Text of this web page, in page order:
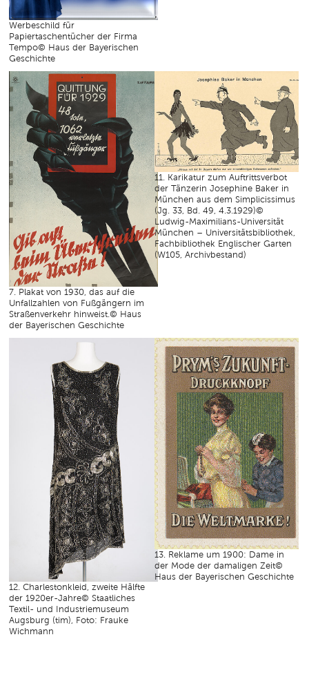
Werbeschild für
Papiertaschentücher der Firma
Tempo© Haus der Bayerischen
Geschichte
7. Plakat von 1930, das auf die
Unfallzahlen von Fußgängern im
Straßenverkehr hinweist.© Haus
der Bayerischen Geschichte
11. Karikatur zum Auftrittsverbot
der Tänzerin Josephine Baker in
München aus dem Simplicissimus
(Jg. 33, Bd. 49, 4.3.1929)©
Ludwig-Maximilians-Universität
München – Universitätsbibliothek,
Fachbibliothek Englischer Garten
(W105, Archivbestand)
12. Charlestonkleid, zweite Hälfte
der 1920er-Jahre© Staatliches
Textil- und Industriemuseum
Augsburg (tim), Foto: Frauke
Wichmann
13. Reklame um 1900: Dame in
der Mode der damaligen Zeit©
Haus der Bayerischen Geschichte